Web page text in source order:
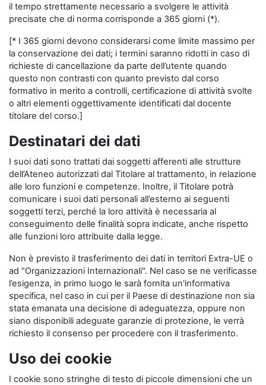
il tempo strettamente necessario a svolgere le attività
precisate che di norma corrisponde a 365 giorni (*).
[* I 365 giorni devono considerarsi come limite massimo per
la conservazione dei dati; i termini saranno ridotti in caso di
richieste di cancellazione da parte dell’utente quando
questo non contrasti con quanto previsto dal corso
formativo in merito a controlli, certificazione di attività svolte
o altri elementi oggettivamente identificati dal docente
titolare del corso.]
Destinatari dei dati
I suoi dati sono trattati dai soggetti afferenti alle strutture
dell’Ateneo autorizzati dal Titolare al trattamento, in relazione
alle loro funzioni e competenze. Inoltre, il Titolare potrà
comunicare i suoi dati personali all’esterno ai seguenti
soggetti terzi, perché la loro attività è necessaria al
conseguimento delle finalità sopra indicate, anche rispetto
alle funzioni loro attribuite dalla legge.
Non è previsto il trasferimento dei dati in territori Extra-UE o
ad "Organizzazioni Internazionali". Nel caso se ne verificasse
l’esigenza, in primo luogo le sarà fornita un'informativa
specifica, nel caso in cui per il Paese di destinazione non sia
stata emanata una decisione di adeguatezza, oppure non
siano disponibili adeguate garanzie di protezione, le verrà
richiesto il consenso per procedere con il trasferimento.
Uso dei cookie
I cookie sono stringhe di testo di piccole dimensioni che un